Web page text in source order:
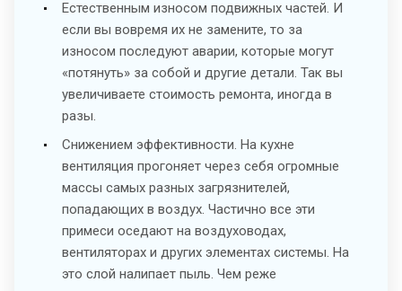
Естественным износом подвижных частей. И
если вы вовремя их не замените, то за
износом последуют аварии, которые могут
«потянуть» за собой и другие детали. Так вы
увеличиваете стоимость ремонта, иногда в
разы.
Снижением эффективности. На кухне
вентиляция прогоняет через себя огромные
массы самых разных загрязнителей,
попадающих в воздух. Частично все эти
примеси оседают на воздуховодах,
вентиляторах и других элементах системы. На
это слой налипает пыль. Чем реже